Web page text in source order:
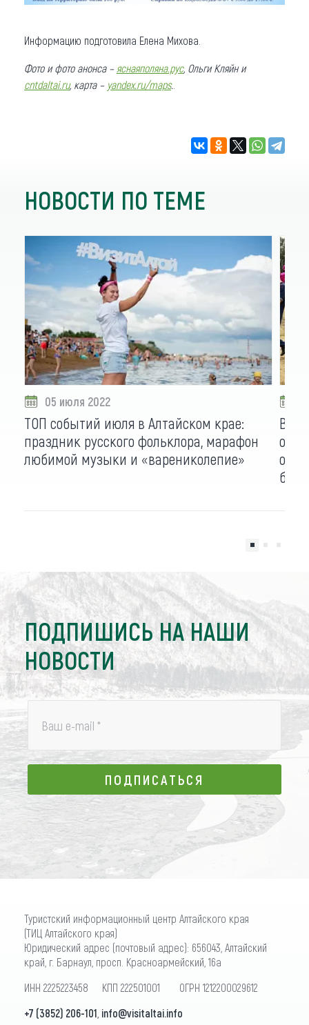
Информацию подготовила Елена Михова.
Фото и фото анонса – яснаяполяна.рус, Ольги Кляйн и
cntdaltai.ru, карта – yandex.ru/maps.
НОВОСТИ ПО ТЕМЕ
05 июля 2022
ТОП событий июля в Алтайском крае:
праздник русского фольклора, марафон
любимой музыки и «варениколепие»
В
ПОДПИШИСЬ НА НАШИ
НОВОСТИ
Ваш e-mail *
ПОДПИСАТЬСЯ
ПОДПИСАТЬСЯ
Туристский информационный центр Алтайского края
(ТИЦ Алтайского края)
Юридический адрес (почтовый адрес): 656043, Алтайский
край, г. Барнаул, просп. Красноармейский, 16а
ИНН 2225223458 КПП 222501001 ОГРН 1212200029612
+7 (3852) 206-101 info@visitaltai.info